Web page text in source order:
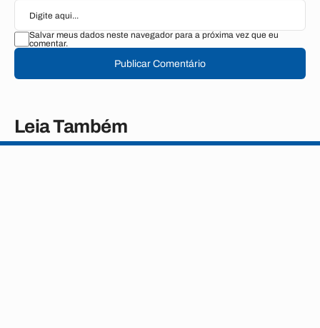
Salvar meus dados neste navegador para a próxima vez que eu
comentar.
Publicar Comentário
Leia Também